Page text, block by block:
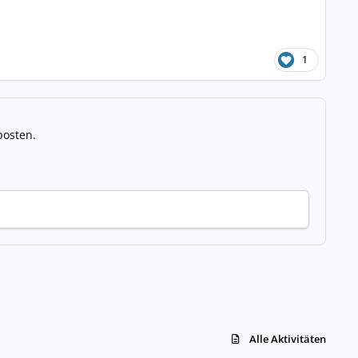
1
Alle Aktivitäten